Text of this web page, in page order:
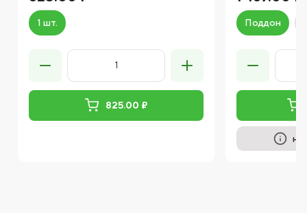
1 шт.
825.00 ₽
Поддон
на